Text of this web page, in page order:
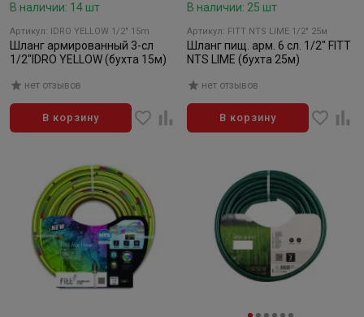
В наличии: 14 шт
Артикул: IDRO YELLOW 1/2" 15m
Шланг армированный 3-сл
1/2"IDRO YELLOW (бухта 15м)
нет отзывов
В корзину
В наличии: 25 шт
Артикул: FITT NTS LIME 1/2" 25м
Шланг пищ. арм. 6 сл. 1/2" FITT
NTS LIME (бухта 25м)
нет отзывов
В корзину